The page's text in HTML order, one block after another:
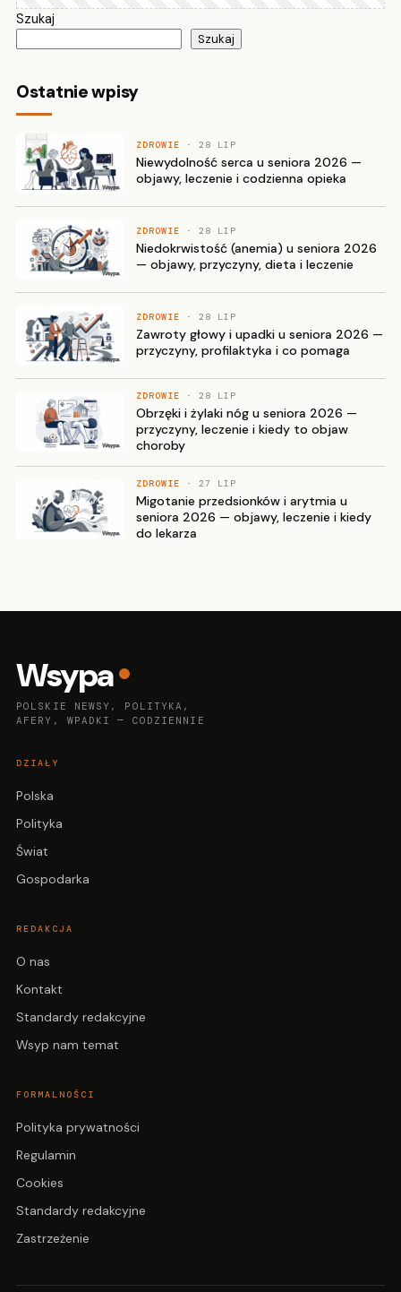
Szukaj
Szukaj
Ostatnie wpisy
ZDROWIE · 28 LIP
Niewydolność serca u seniora 2026 —
objawy, leczenie i codzienna opieka
ZDROWIE · 28 LIP
Niedokrwistość (anemia) u seniora 2026
— objawy, przyczyny, dieta i leczenie
ZDROWIE · 28 LIP
Zawroty głowy i upadki u seniora 2026 —
przyczyny, profilaktyka i co pomaga
ZDROWIE · 28 LIP
Obrzęki i żylaki nóg u seniora 2026 —
przyczyny, leczenie i kiedy to objaw
choroby
ZDROWIE · 27 LIP
Migotanie przedsionków i arytmia u
seniora 2026 — objawy, leczenie i kiedy
do lekarza
Wsypa
POLSKIE NEWSY, POLITYKA,
AFERY, WPADKI — CODZIENNIE
DZIAŁY
Polska
Polityka
Świat
Gospodarka
REDAKCJA
O nas
Kontakt
Standardy redakcyjne
Wsyp nam temat
FORMALNOŚCI
Polityka prywatności
Regulamin
Cookies
Standardy redakcyjne
Zastrzeżenie